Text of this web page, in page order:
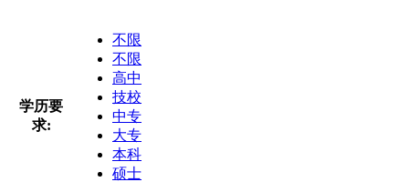
学历要
求:
不限
不限
高中
技校
中专
大专
本科
硕士